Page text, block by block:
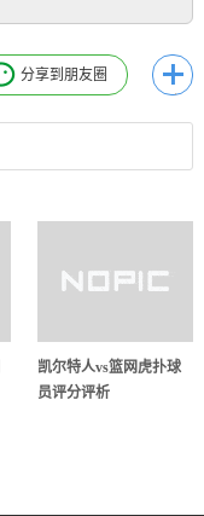
分享到朋友圈
凯尔特人vs篮网虎扑球
员评分评析